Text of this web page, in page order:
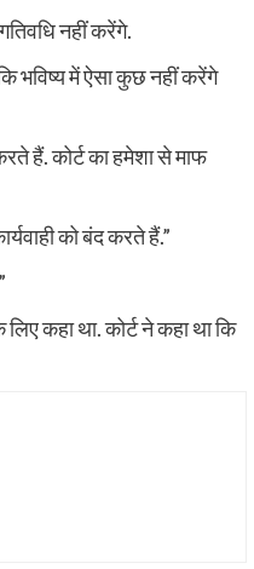
नहीं करेंगे.
भविष्य में ऐसा कुछ नहीं करेंगे
हैं. कोर्ट का हमेशा से माफ
को बंद करते हैं.”
कहा था. कोर्ट ने कहा था कि